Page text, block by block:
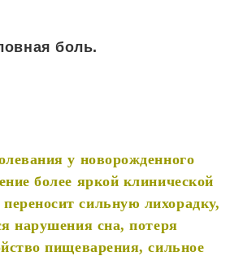
боль.
у новорожденного
более яркой клинической
сильную лихорадку,
нарушения сна, потеря
пищеварения, сильное